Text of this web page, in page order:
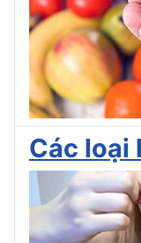
Các loại